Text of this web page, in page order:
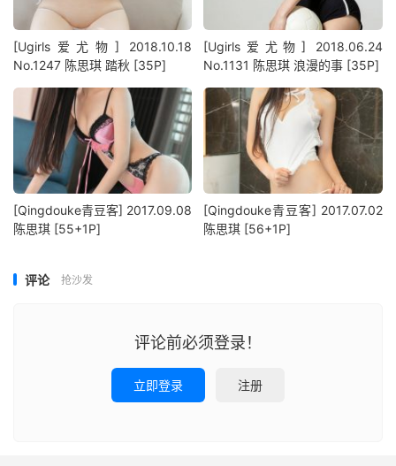
[Ugirls爱尤物] 2018.10.18
No.1247 陈思琪 踏秋 [35P]
[Ugirls爱尤物] 2018.06.24
No.1131 陈思琪 浪漫的事 [35P]
[Qingdouke青豆客] 2017.09.08
陈思琪 [55+1P]
[Qingdouke青豆客] 2017.07.02
陈思琪 [56+1P]
评论 抢沙发
评论前必须登录！
立即登录 注册